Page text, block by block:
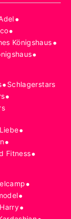
•
•
Königshaus•
•
•Schlagerstars
•
Liebe•
•
Fitness•
•
•
•